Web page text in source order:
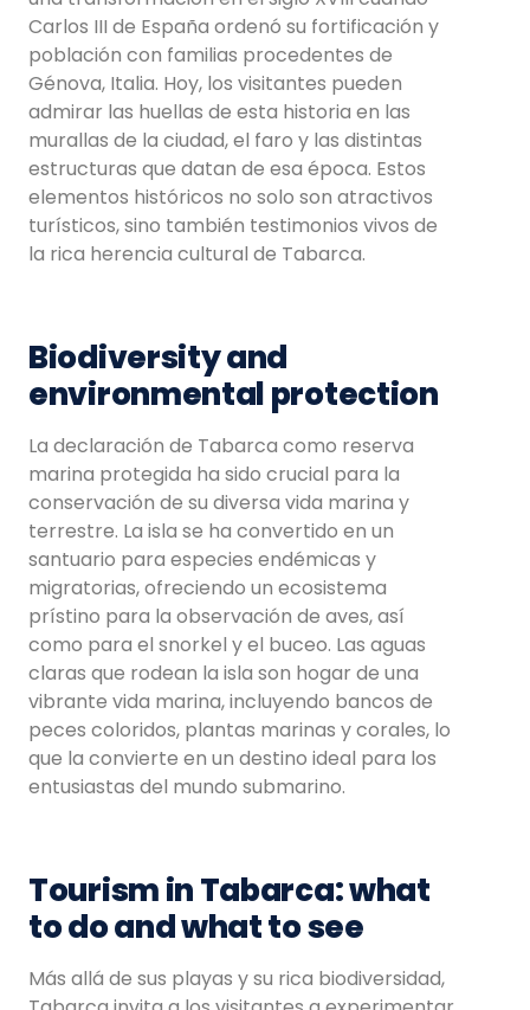
Carlos III de España ordenó su fortificación y
población con familias procedentes de
Génova, Italia. Hoy, los visitantes pueden
admirar las huellas de esta historia en las
murallas de la ciudad, el faro y las distintas
estructuras que datan de esa época. Estos
elementos históricos no solo son atractivos
turísticos, sino también testimonios vivos de
la rica herencia cultural de Tabarca.
Biodiversity and
environmental protection
La declaración de Tabarca como reserva
marina protegida ha sido crucial para la
conservación de su diversa vida marina y
terrestre. La isla se ha convertido en un
santuario para especies endémicas y
migratorias, ofreciendo un ecosistema
prístino para la observación de aves, así
como para el snorkel y el buceo. Las aguas
claras que rodean la isla son hogar de una
vibrante vida marina, incluyendo bancos de
peces coloridos, plantas marinas y corales, lo
que la convierte en un destino ideal para los
entusiastas del mundo submarino.
Tourism in Tabarca: what
to do and what to see
Más allá de sus playas y su rica biodiversidad,